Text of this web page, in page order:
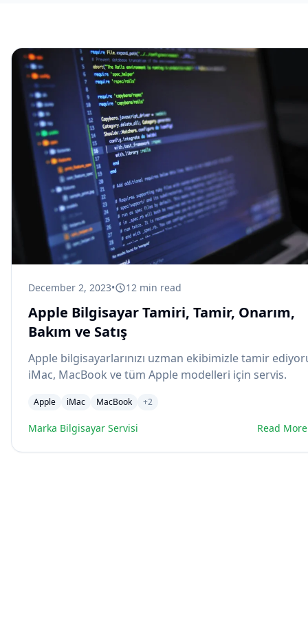
December 2, 2023• 12 min read
Apple Bilgisayar Tamiri, Tamir, Onarım,
Bakım ve Satış
Apple bilgisayarlarınızı uzman ekibimizle tamir
iMac, MacBook ve tüm Apple modelleri için servis.
Apple iMac MacBook +2
Marka Bilgisayar Servisi Read More